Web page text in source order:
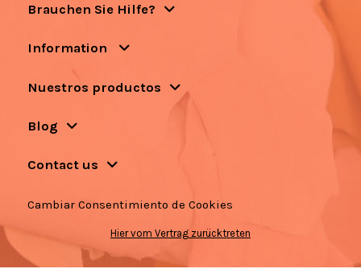
Brauchen Sie Hilfe?
Information
Nuestros productos
Blog
Contact us
Cambiar Consentimiento de Cookies
Hier vom Vertrag zurücktreten